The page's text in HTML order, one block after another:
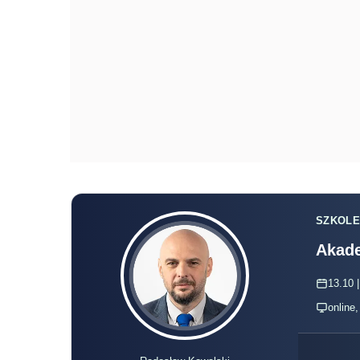
13.10